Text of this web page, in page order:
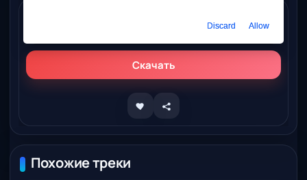
пазнякс & xxxsanek - Трек на саундклауд (jdflag diss)
Скачать
Похожие треки
Discard Allow